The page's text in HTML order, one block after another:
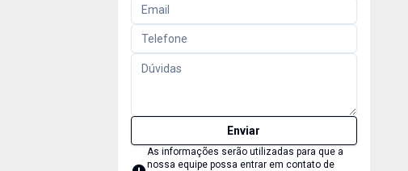
Enviar
As informações serão utilizadas para que a
nossa equipe possa entrar em contato de